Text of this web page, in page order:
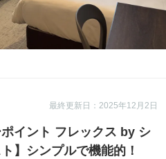
最終更新日：2025年12月2日
イント フレックス by シ
】シンプルで機能的！